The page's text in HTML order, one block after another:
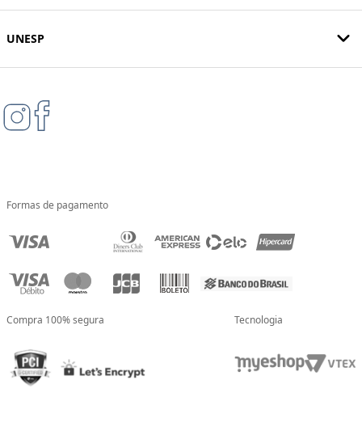
UNESP
Formas de pagamento
Compra 100% segura Tecnologia